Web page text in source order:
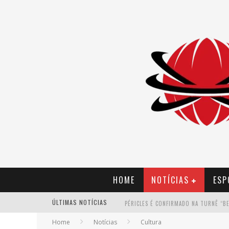
HOME NOTÍCIAS
ÚLTIMAS NOTÍCIAS
Home Notícias Cultura